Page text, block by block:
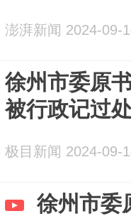
澎湃新闻 2024-09-
徐州市委原
被行政记过
极目新闻 2024-09-
徐州市委